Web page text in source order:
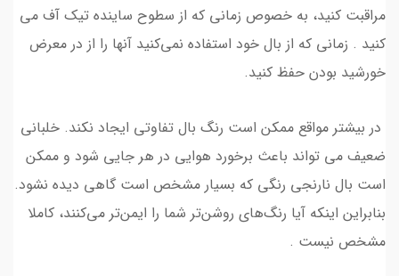
مراقبت کنید، به خصوص زمانی که از سطوح ساینده تیک آف می
کنید . زمانی که از بال خود استفاده نمی‌کنید آنها را از در معرض
خورشید بودن حفظ کنید.
در بیشتر مواقع ممکن است رنگ بال تفاوتی ایجاد نکند. خلبانی
ضعیف می تواند باعث برخورد هوایی در هر جایی شود و ممکن
است بال نارنجی رنگی که بسیار مشخص است گاهی دیده نشود.
بنابراین اینکه آیا رنگ‌های روشن‌تر شما را ایمن‌تر می‌کنند، کاملا
مشخص نیست .